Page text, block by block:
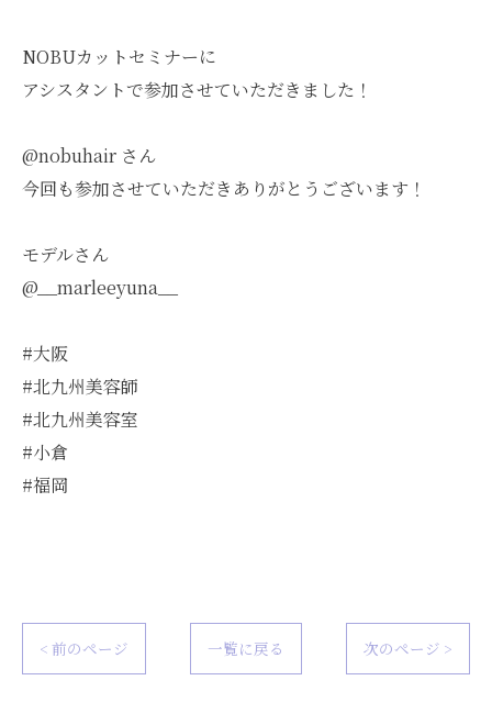
NOBUカットセミナーに
アシスタントで参加させていただきました！
@nobuhair さん
今回も参加させていただきありがとうございます！
モデルさん
@__marleeyuna__
#大阪
#北九州美容師
#北九州美容室
#小倉
#福岡
< 前のページ 一覧に戻る 次のページ >